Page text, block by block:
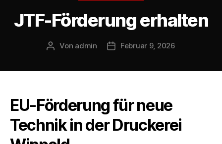
JTF-Förderung erhalten
Beitragsautor
Von admin Veröffentlichungsdatum
Februar 9, 2026
EU-Förderung für neue
Technik in der Druckerei